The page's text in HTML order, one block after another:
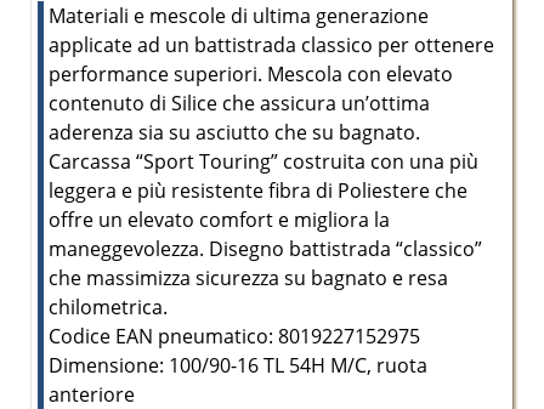
Materiali e mescole di ultima generazione
applicate ad un battistrada classico per ottenere
performance superiori. Mescola con elevato
contenuto di Silice che assicura un’ottima
aderenza sia su asciutto che su bagnato.
Carcassa “Sport Touring” costruita con una più
leggera e più resistente fibra di Poliestere che
offre un elevato comfort e migliora la
maneggevolezza. Disegno battistrada “classico”
che massimizza sicurezza su bagnato e resa
chilometrica.
Codice EAN pneumatico: 8019227152975
Dimensione: 100/90-16 TL 54H M/C, ruota
anteriore